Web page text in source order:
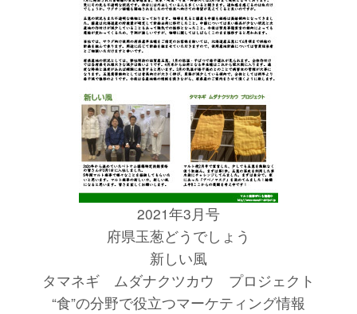
2021年3月号
府県玉葱どうでしょう
新しい風
タマネギ ムダナクツカウ プロジェクト
“食”の分野で役立つマーケティング情報